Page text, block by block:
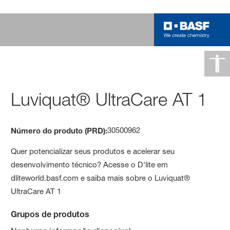
Luviquat® UltraCare AT 1
Número do produto (PRD):30500962
Quer potencializar seus produtos e acelerar seu
desenvolvimento técnico? Acesse o D'lite em
dliteworld.basf.com e saiba mais sobre o Luviquat®
UltraCare AT 1
Grupos de produtos